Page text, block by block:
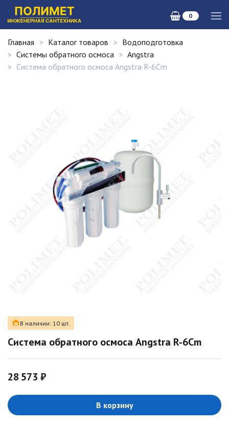
0
Главная Каталог товаров
Водоподготовка
Системы обратного осмоса
Angstra
Система обратного осмоса Angstra R-6Cm
В наличии: 10 шт.
Система обратного осмоса Angstra R-6Cm
28 573 ₽
В корзину